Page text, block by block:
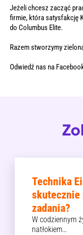
Jeżeli chcesz zacząć
firmie, która satysfakcję
do Columbus Elite.
Razem stworzymy
Odwiedź nas na
Technika
skutecznie
zadania?
W codziennym
natłokiem…